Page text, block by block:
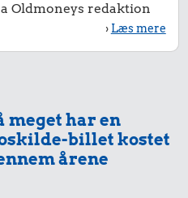
Oldmoneys redaktion
› Læs mere
meget har en
billet kostet
årene